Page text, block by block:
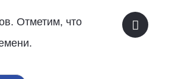
Отметим, что